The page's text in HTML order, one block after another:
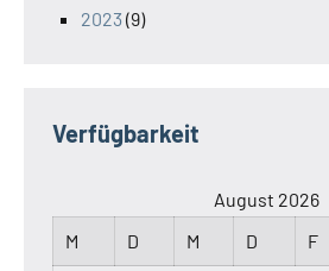
2023(9)
Verfügbarkeit
August 2026
M
D M D F